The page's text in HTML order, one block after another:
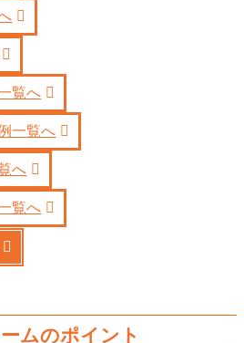
覧へ
一覧へ
へ
覧へ
ムのポイント